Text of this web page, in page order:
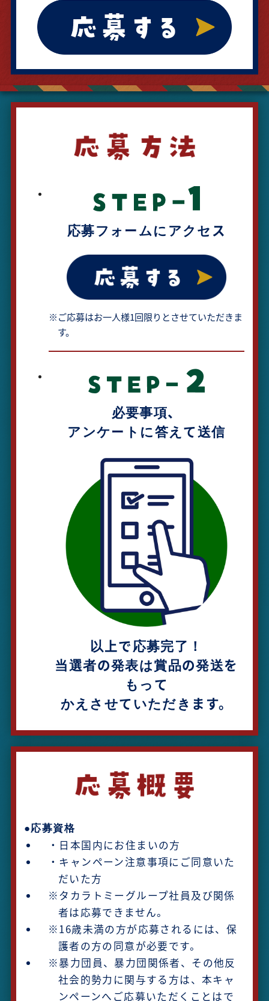
応募フォームにアクセス
※ご応募はお一人様1回限りとさせていただきま
す。
必要事項、
アンケートに答えて送信
以上で応募完了！
当選者の発表は賞品の発送を
もって
かえさせていただきます。
●応募資格
・日本国内にお住まいの方
・キャンペーン注意事項にご同意いた
だいた方
※タカラトミーグループ社員及び関係
者は応募できません。
※16歳未満の方が応募されるには、保
護者の方の同意が必要です。
※暴力団員、暴力団関係者、その他反
社会的勢力に関与する方は、本キャ
ンペーンへご応募いただくことはで